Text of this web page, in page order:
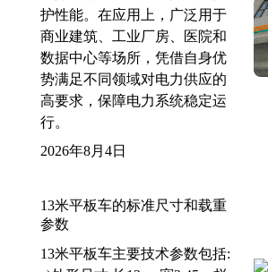
护性能。在应用上，广泛用于
商业建筑、工业厂房、医院和
数据中心等场所，凭借自身优
势满足不同领域对电力供应的
高要求，保障电力系统稳定运
行。
2026年8月4日
13米平板车的标准尺寸和载重
参数
13米平板车主要技术参数包括: